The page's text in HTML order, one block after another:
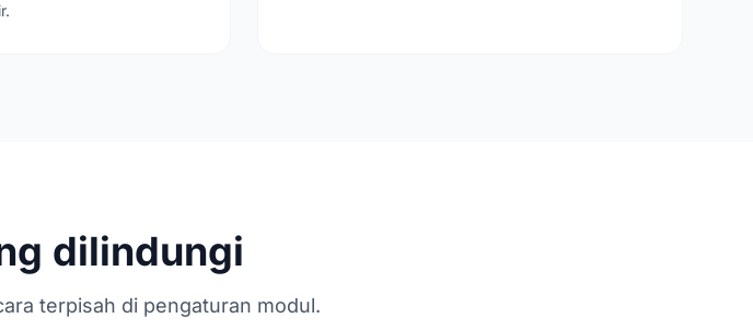
dilindungi
terpisah di pengaturan modul.